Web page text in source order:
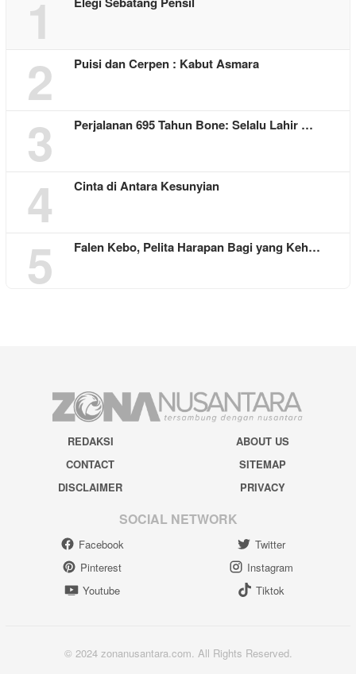
1
2 Puisi dan Cerpen : Kabut Asmara
3 Perjalanan 695 Tahun Bone: Selalu Lahir …
4 Cinta di Antara Kesunyian
5 Falen Kebo, Pelita Harapan Bagi yang Keh…
REDAKSI
ABOUT US
CONTACT
SITEMAP
DISCLAIMER
PRIVACY
SOCIAL NETWORK
Facebook
Twitter
Pinterest
Instagram
Youtube
Tiktok
© 2024 zonanusantara.com. All Rights Reserved.